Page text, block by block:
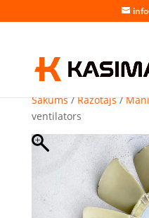
Sākums/Ražotājs/
ventilators